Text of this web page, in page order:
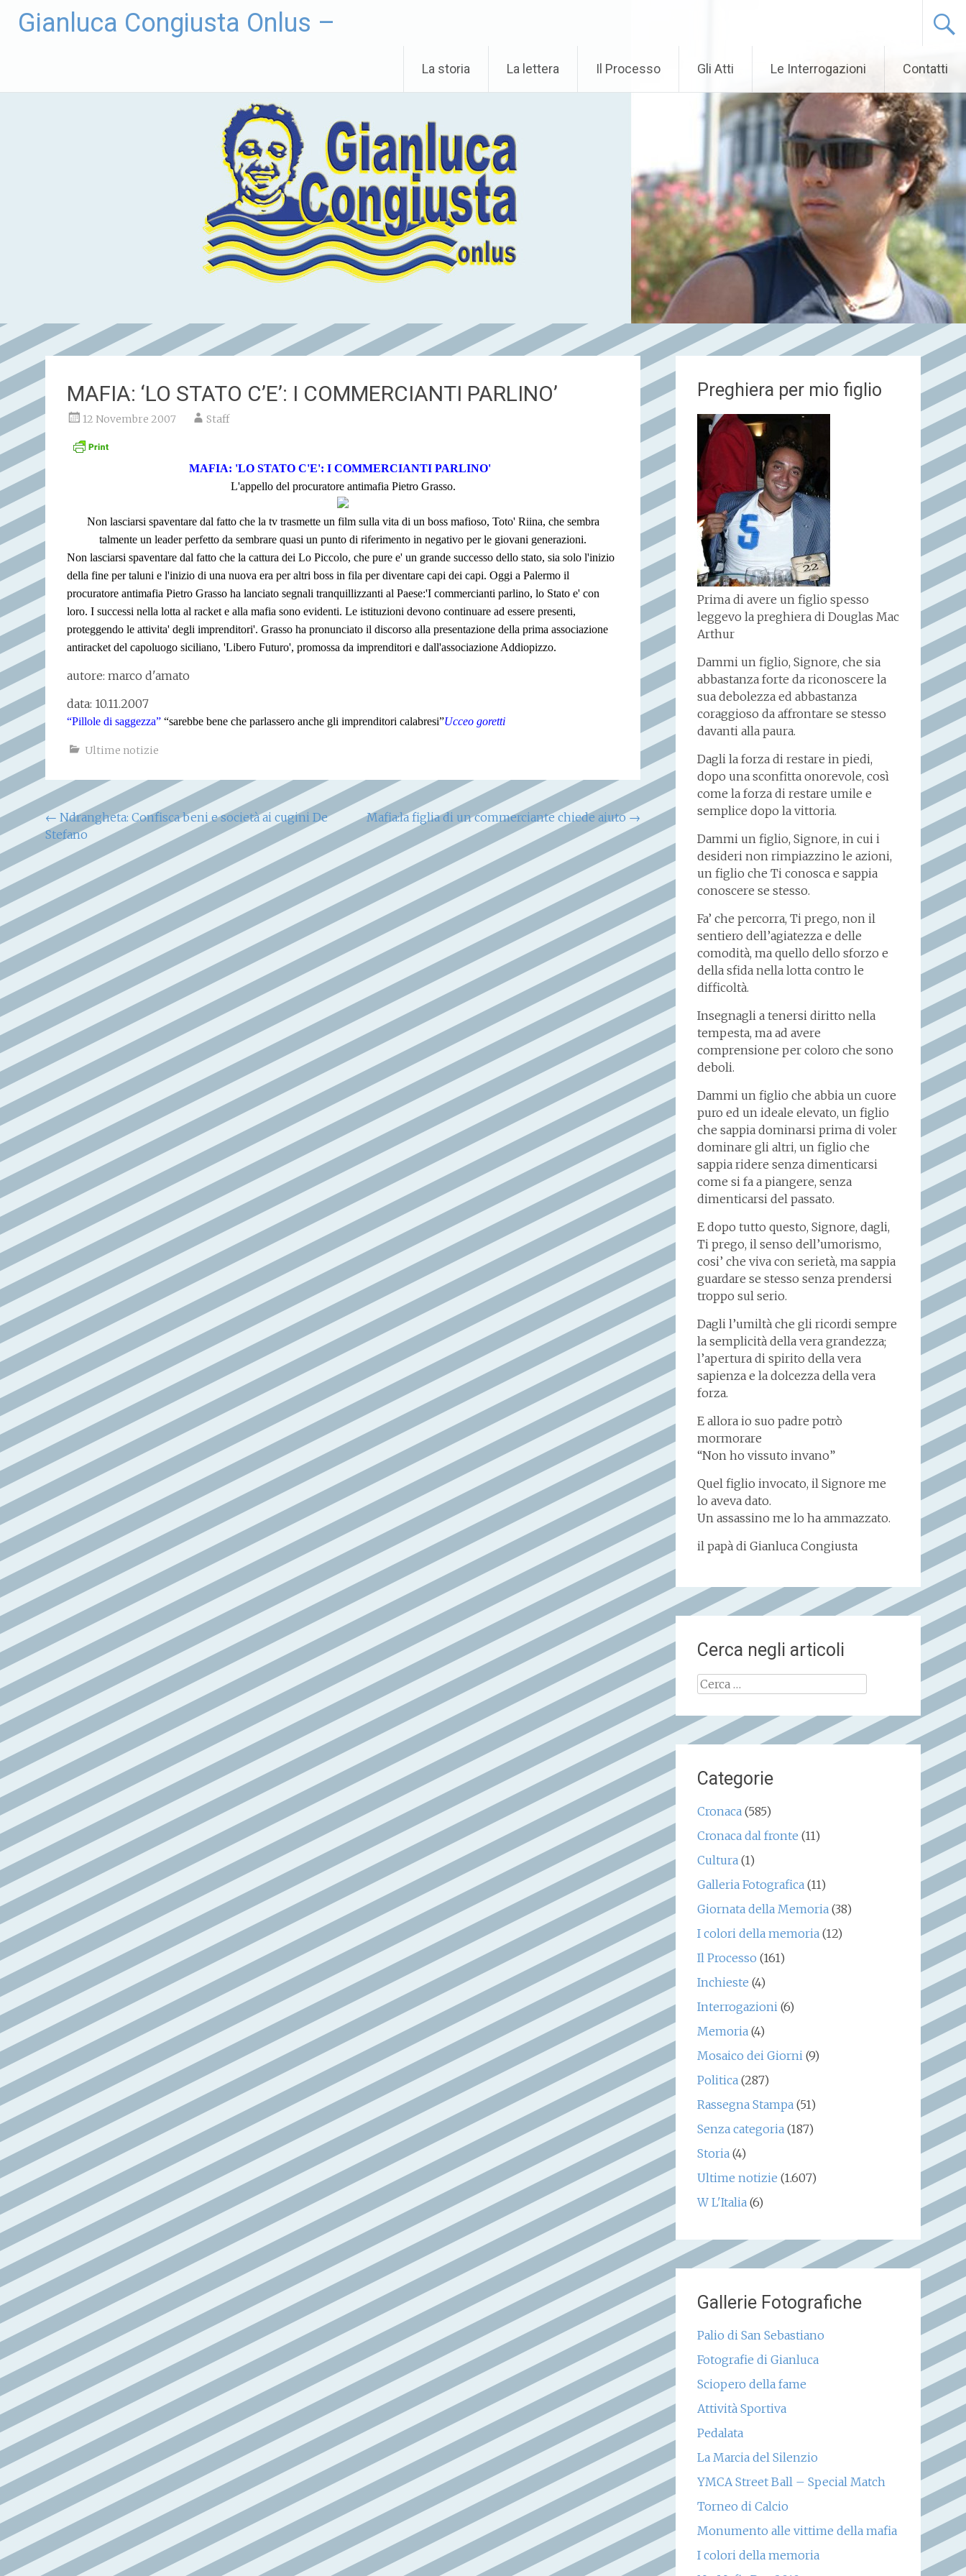
Gianluca Congiusta Onlus –
La storia La lettera Il Processo Gli Atti Le Interrogazioni Contatti
MAFIA: ‘LO STATO C’E’: I COMMERCIANTI PARLINO’
12 Novembre 2007 Staff
MAFIA: 'LO STATO C'E': I COMMERCIANTI PARLINO'
L'appello del procuratore antimafia Pietro Grasso.
Non lasciarsi spaventare dal fatto che la tv trasmette un film sulla vita di un boss mafioso, Toto' Riina, che sembra
talmente un leader perfetto da sembrare quasi un punto di riferimento in negativo per le giovani generazioni.
Non lasciarsi spaventare dal fatto che la cattura dei Lo Piccolo, che pure e' un grande successo dello stato, sia solo l'inizio
della fine per taluni e l'inizio di una nuova era per altri boss in fila per diventare capi dei capi. Oggi a Palermo il
procuratore antimafia Pietro Grasso ha lanciato segnali tranquillizzanti al Paese:'I commercianti parlino, lo Stato e' con
loro. I successi nella lotta al racket e alla mafia sono evidenti. Le istituzioni devono continuare ad essere presenti,
proteggendo le attivita' degli imprenditori'. Grasso ha pronunciato il discorso alla presentazione della prima associazione
antiracket del capoluogo siciliano, 'Libero Futuro', promossa da imprenditori e dall'associazione Addiopizzo.
autore: marco d'amato
data: 10.11.2007
“Pillole di saggezza” “sarebbe bene che parlassero anche gli imprenditori calabresi”Ucceo goretti
Ultime notizie
Navigazione
articoli
← Ndrangheta: Confisca beni e società ai cugini De
Stefano
Mafia:la figlia di un commerciante chiede aiuto →
Preghiera per mio figlio
Prima di avere un figlio spesso
leggevo la preghiera di Douglas Mac
Arthur
Dammi un figlio, Signore, che sia
abbastanza forte da riconoscere la
sua debolezza ed abbastanza
coraggioso da affrontare se stesso
davanti alla paura.
Dagli la forza di restare in piedi,
dopo una sconfitta onorevole, così
come la forza di restare umile e
semplice dopo la vittoria.
Dammi un figlio, Signore, in cui i
desideri non rimpiazzino le azioni,
un figlio che Ti conosca e sappia
conoscere se stesso.
Fa’ che percorra, Ti prego, non il
sentiero dell’agiatezza e delle
comodità, ma quello dello sforzo e
della sfida nella lotta contro le
difficoltà.
Insegnagli a tenersi diritto nella
tempesta, ma ad avere
comprensione per coloro che sono
deboli.
Dammi un figlio che abbia un cuore
puro ed un ideale elevato, un figlio
che sappia dominarsi prima di voler
dominare gli altri, un figlio che
sappia ridere senza dimenticarsi
come si fa a piangere, senza
dimenticarsi del passato.
E dopo tutto questo, Signore, dagli,
Ti prego, il senso dell’umorismo,
cosi’ che viva con serietà, ma sappia
guardare se stesso senza prendersi
troppo sul serio.
Dagli l’umiltà che gli ricordi sempre
la semplicità della vera grandezza;
l’apertura di spirito della vera
sapienza e la dolcezza della vera
forza.
E allora io suo padre potrò
mormorare
“Non ho vissuto invano”
Quel figlio invocato, il Signore me
lo aveva dato.
Un assassino me lo ha ammazzato.
il papà di Gianluca Congiusta
Cerca negli articoli
Ricerca
Categorie
Cronaca(585)
Cronaca dal fronte (11)
Cultura(1)
Galleria Fotografica(11)
Giornata della Memoria(38)
I colori della memoria(12)
Il Processo (161)
Inchieste (4)
Interrogazioni(6)
Memoria(4)
Mosaico dei Giorni(9)
Politica(287)
Rassegna Stampa(51)
Senza categoria(187)
Storia(4)
Ultime notizie (1.607)
W L'Italia(6)
Gallerie Fotografiche
Palio di San Sebastiano
Fotografie di Gianluca
Sciopero della fame
Attività Sportiva
Pedalata
La Marcia del Silenzio
YMCA Street Ball – Special Match
Torneo di Calcio
Monumento alle vittime della mafia
I colori della memoria